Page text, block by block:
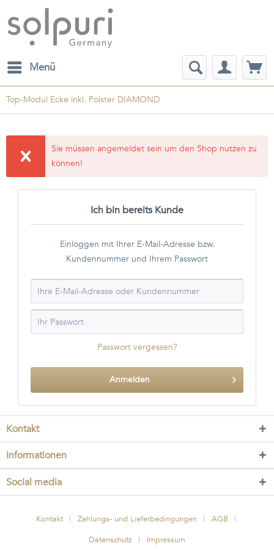
Menü
Top-Modul Ecke inkl. Polster DIAMOND
Sie müssen angemeldet sein um den Shop nutzen zu
können!
Ich bin bereits Kunde
Einloggen mit Ihrer E-Mail-Adresse bzw.
Kundennummer und Ihrem Passwort
Passwort vergessen?
Anmelden
Kontakt
Informationen
Social media
Kontakt Zahlungs- und Lieferbedingungen
AGB
Datenschutz
Impressum